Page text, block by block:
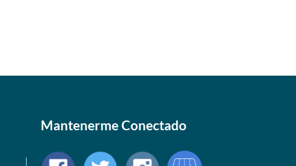
Mantenerme Conectado